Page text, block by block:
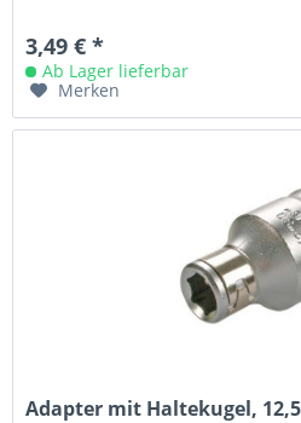
3,49 € *
Ab Lager lieferbar
Merken
Adapter mit Haltekugel,